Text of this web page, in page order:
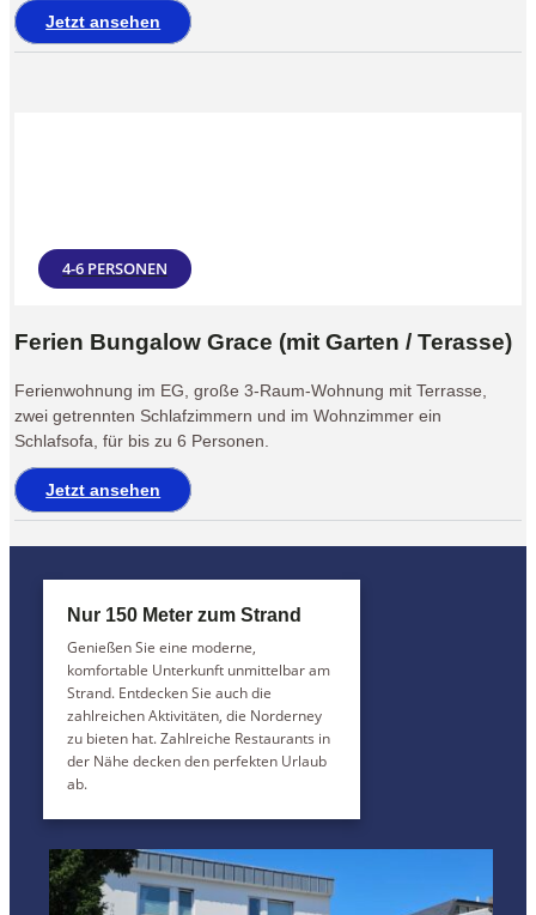
Jetzt ansehen
4-6 PERSONEN
Ferien Bungalow Grace (mit Garten / Terasse)
Ferienwohnung im EG, große 3-Raum-Wohnung mit Terrasse,
zwei getrennten Schlafzimmern und im Wohnzimmer ein
Schlafsofa, für bis zu 6 Personen.
Jetzt ansehen
Nur 150 Meter zum Strand
Genießen Sie eine moderne,
komfortable Unterkunft unmittelbar am
Strand. Entdecken Sie auch die
zahlreichen Aktivitäten, die Norderney
zu bieten hat. Zahlreiche Restaurants in
der Nähe decken den perfekten Urlaub
ab.